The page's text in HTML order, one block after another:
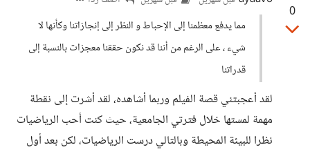
0
مما يدفع معظمنا إلى الإحباط و النظر إلى إنجازاتنا وكأنها لا
شيء ، على الرغم من أننا قد نكون حققنا معجزات بالنسبة إلى
قدراتنا
لقد أعجبتني قصة الفيلم وربما أشاهده، لقد أشرت إلى نقطة
مهمة لمستها خلال فترتي الجامعية، حيث كنت أحب الرياضيات
نظرا للبيئة المحيطة وبالتالي درست الرياضيات، لكن بعد أول